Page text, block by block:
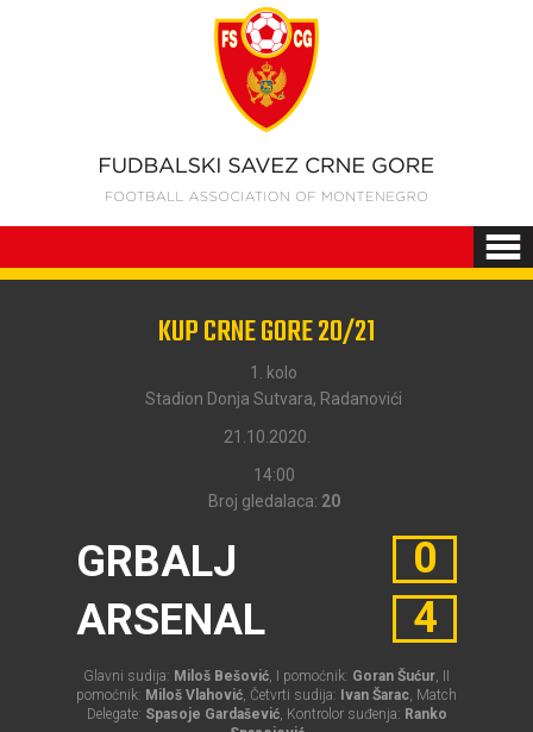
KUP CRNE GORE 20/21
1. kolo
Stadion Donja Sutvara, Radanovići
21.10.2020.
14:00
Broj gledalaca: 20
GRBALJ
ARSENAL
0
4
Glavni sudija: Miloš Bešović, I pomoćnik: Goran Šućur, II
pomoćnik: Miloš Vlahović, Četvrti sudija: Ivan Šarac, Match
Delegate: Spasoje Gardašević, Kontrolor suđenja: Ranko